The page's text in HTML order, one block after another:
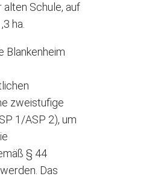
alten Schule, auf
ha.
Blankenheim
zweistufige
1/ASP 2), um
§ 44
Das